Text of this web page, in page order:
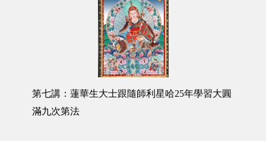
第七講：蓮華生大士跟隨師利星哈25年學習大圓
滿九次第法